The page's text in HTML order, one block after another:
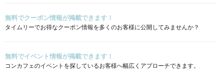
無料でクーポン情報が掲載できます！
タイムリーでお得なクーポン情報を多くのお客様に公開してみませんか？
無料でイベント情報が掲載できます！
コンカフェのイベントを探しているお客様へ幅広くアプローチできます。